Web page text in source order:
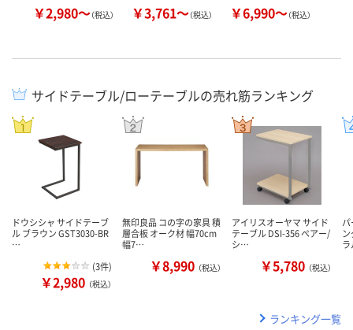
￥2,980～（税込） ￥3,761～（税込） ￥6,990～（税込）
サイドテーブル/ローテーブルの売れ筋ランキング
ドウシシャ サイドテーブ
ル ブラウン GST3030-BR
…
(3件)
￥2,980 （税込）
無印良品 コの字の家具 積
層合板 オーク材 幅70cm
幅7…
￥8,990 （税込）
アイリスオーヤマ サイド
テーブル DSI-356 ペアー/
シ…
￥5,780 （税込）
ランキング一覧